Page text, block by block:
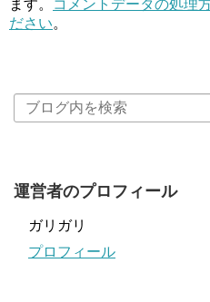
ます。
コメントデータの処理
ださい。
運営者のプロフィール
ガリガリ
プロフィール